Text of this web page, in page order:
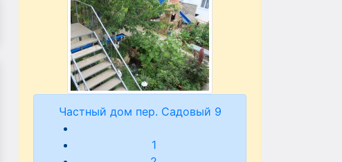
Частный дом пер. Садовый 9
1